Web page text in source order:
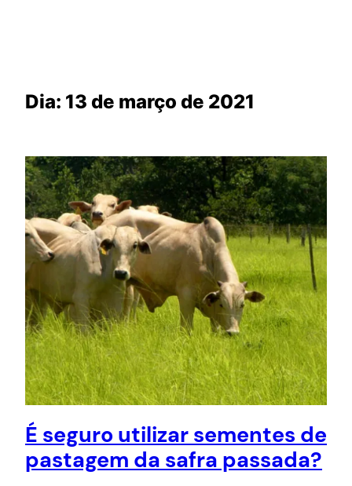
Dia: 13 de março de 2021
É seguro utilizar sementes de
pastagem da safra passada?